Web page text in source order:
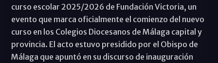
curso escolar 2025/2026 de Fundación Victoria, un
evento que marca oficialmente el comienzo del nuevo
curso en los Colegios Diocesanos de Málaga capital y
provincia. El acto estuvo presidido por el Obispo de
Málaga que apuntó en su discurso de inauguración